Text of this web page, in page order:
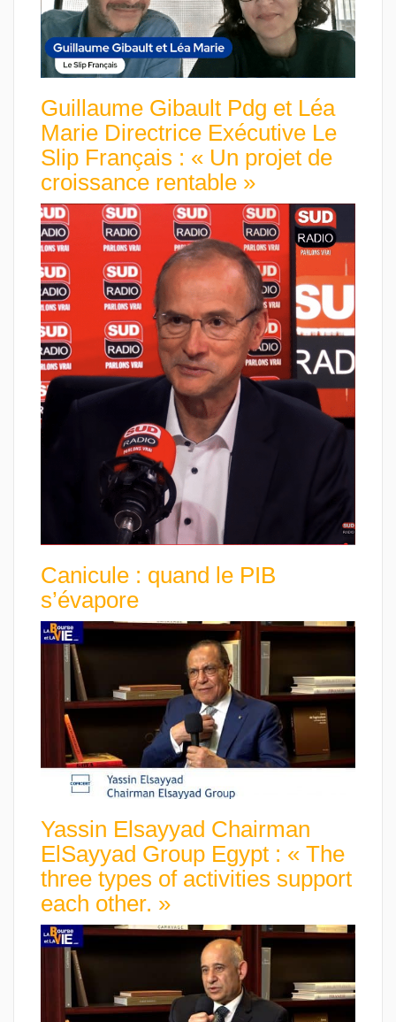
Guillaume Gibault Pdg et Léa
Marie Directrice Exécutive Le
Slip Français : « Un projet de
croissance rentable »
Canicule : quand le PIB
s’évapore
Yassin Elsayyad Chairman
ElSayyad Group Egypt : « The
three types of activities support
each other. »